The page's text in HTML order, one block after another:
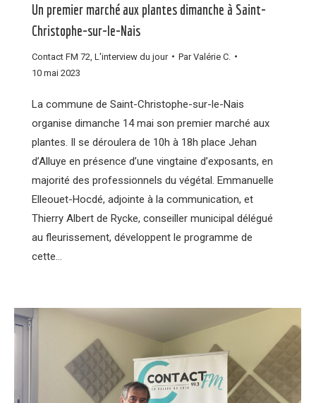
Un premier marché aux plantes dimanche à Saint-
Christophe-sur-le-Nais
Contact FM 72 L'interview du jour ParValérie C.
10 mai 2023
La commune de Saint-Christophe-sur-le-Nais
organise dimanche 14 mai son premier marché aux
plantes. Il se déroulera de 10h à 18h place Jehan
d’Alluye en présence d’une vingtaine d’exposants, en
majorité des professionnels du végétal. Emmanuelle
Elleouet-Hocdé, adjointe à la communication, et
Thierry Albert de Rycke, conseiller municipal délégué
au fleurissement, développent le programme de
cette…